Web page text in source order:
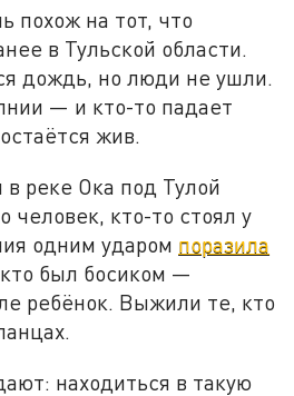
похож на тот, что
в Тульской области.
дождь, но люди не ушли.
— и кто-то падает
жив.
реке Ока под Тулой
человек, кто-то стоял у
одним ударом поразила
был босиком —
ребёнок. Выжили те, кто
находиться в такую